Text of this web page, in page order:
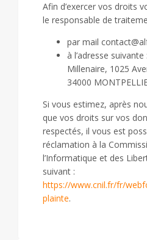
Afin d’exercer vos droits
le responsable de
par mail
à l’adresse
Millenaire, 1025
34000
Si vous estimez, après
que vos droits sur vos
respectés, il vous est
réclamation à la
l’Informatique et des
suivant :
https://www.cnil.fr/fr/
plainte.